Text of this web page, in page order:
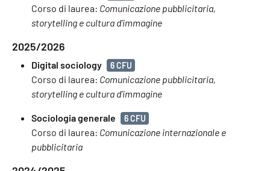
Corso di laurea: Comunicazione pubblicitaria,
storytelling e cultura d'immagine
2025/2026
Digital sociology 6 CFU
Corso di laurea: Comunicazione pubblicitaria,
storytelling e cultura d'immagine
Sociologia generale 6 CFU
Corso di laurea: Comunicazione internazionale e
pubblicitaria